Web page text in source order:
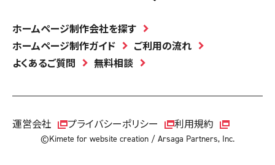
ホームページ制作会社を探す
ホームページ制作ガイド
ご利用の流れ
よくあるご質問
無料相談
運営会社 プライバシーポリシー 利用規約
©Kimete for website creation / Arsaga Partners, Inc.